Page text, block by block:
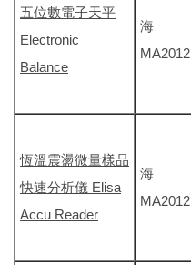
五位數電子天平
Electronic
Balance
海
MA2012
恆溫震盪微量樣品
快速分析儀 Elisa
Accu Reader
海
MA2012